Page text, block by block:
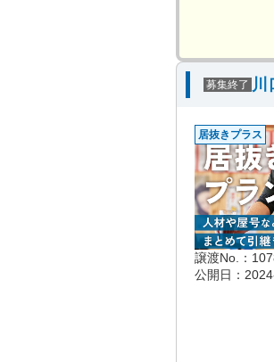
募集終了 川
居抜きプラス
譲渡No.：
公開日：